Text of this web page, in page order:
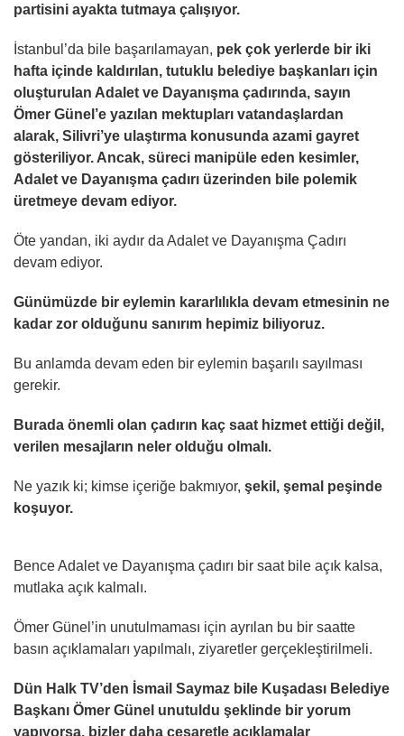
partisini ayakta tutmaya çalışıyor.
İstanbul’da bile başarılamayan, pek çok yerlerde bir iki
hafta içinde kaldırılan, tutuklu belediye başkanları için
oluşturulan Adalet ve Dayanışma çadırında, sayın
Ömer Günel’e yazılan mektupları vatandaşlardan
alarak, Silivri’ye ulaştırma konusunda azami gayret
gösteriliyor. Ancak, süreci manipüle eden kesimler,
Adalet ve Dayanışma çadırı üzerinden bile polemik
üretmeye devam ediyor.
Öte yandan, iki aydır da Adalet ve Dayanışma Çadırı
devam ediyor.
Günümüzde bir eylemin kararlılıkla devam etmesinin ne
kadar zor olduğunu sanırım hepimiz biliyoruz.
Bu anlamda devam eden bir eylemin başarılı sayılması
gerekir.
Burada önemli olan çadırın kaç saat hizmet ettiği değil,
verilen mesajların neler olduğu olmalı.
Ne yazık ki; kimse içeriğe bakmıyor, şekil, şemal peşinde
koşuyor.
Bence Adalet ve Dayanışma çadırı bir saat bile açık kalsa,
mutlaka açık kalmalı.
Ömer Günel’in unutulmaması için ayrılan bu bir saatte
basın açıklamaları yapılmalı, ziyaretler gerçekleştirilmeli.
Dün Halk TV’den İsmail Saymaz bile Kuşadası Belediye
Başkanı Ömer Günel unutuldu şeklinde bir yorum
yapıyorsa, bizler daha cesaretle açıklamalar